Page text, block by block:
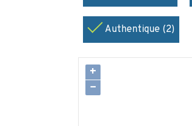
Authentique (2)
+
−